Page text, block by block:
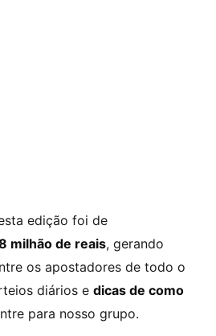
edição foi de
milhão de reais, gerando
os apostadores de todo o
diários e dicas de como
para nosso grupo.